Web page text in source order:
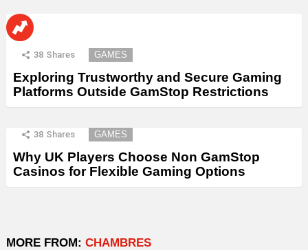
38 Shares GAMES
Exploring Trustworthy and Secure Gaming
Platforms Outside GamStop Restrictions
38 Shares GAMES
Why UK Players Choose Non GamStop
Casinos for Flexible Gaming Options
MORE FROM: CHAMBRES